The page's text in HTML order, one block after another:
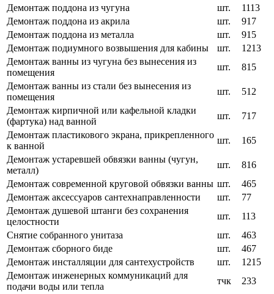
Демонтаж поддона из чугуна
шт.
1113
Демонтаж поддона из акрила
шт.
917
Демонтаж поддона из металла
шт.
915
Демонтаж подиумного возвышения для кабины
шт.
1213
Демонтаж ванны из чугуна без вынесения из
помещения
шт.
815
Демонтаж ванны из стали без вынесения из
помещения
шт.
512
Демонтаж кирпичной или кафельной кладки
(фартука) над ванной
шт.
717
Демонтаж пластикового экрана, прикрепленного
к ванной
шт.
165
Демонтаж устаревшей обвязки ванны (чугун,
металл)
шт.
816
Демонтаж современной круговой обвязки ванны шт.
465
Демонтаж аксессуаров сантехнаправленности
шт.
77
Демонтаж душевой штанги без сохранения
целостности
шт.
113
Снятие собранного унитаза
шт.
463
Демонтаж сборного биде
шт.
467
Демонтаж инсталляции для сантехустройств
шт.
1215
Демонтаж инженерных коммуникаций для
подачи воды или тепла
тчк
233